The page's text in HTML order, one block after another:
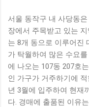
서울 동작구 내 사당동
장에서 주목받고 있는
는 8개 동으로 이루어진
가 탁월하여 많은 수요
에 나오는 107동 207호
인 가구가 거주하기에
년 3월에 입주하여 현재
다. 경매에 출품된 이유